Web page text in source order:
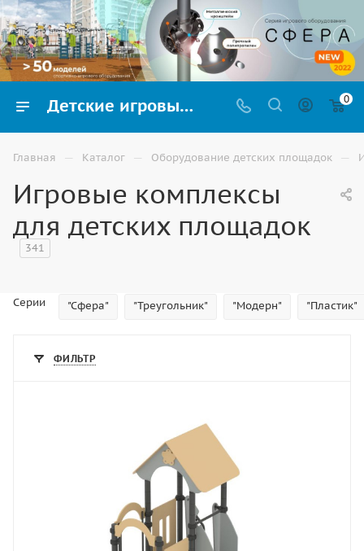
Детские игровые комплексы для улицы купить в Волгограде 0
Главная — Каталог — Оборудование детских площадок —
Игровые комплексы
для детских площадок
341
Серии "Сфера" "Треугольник" "Модерн" "Пластик"
ФИЛЬТР